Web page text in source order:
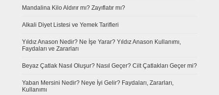
Mandalina Kilo Aldırır mı? Zayıflatır mı?
Alkali Diyet Listesi ve Yemek Tarifleri
Yıldız Anason Nedir? Ne İşe Yarar? Yıldız Anason Kullanımı,
Faydaları ve Zararları
Beyaz Çatlak Nasıl Oluşur? Nasıl Geçer? Cilt Çatlakları Geçer mi?
Yaban Mersini Nedir? Neye İyi Gelir? Faydaları, Zararları,
Kullanımı